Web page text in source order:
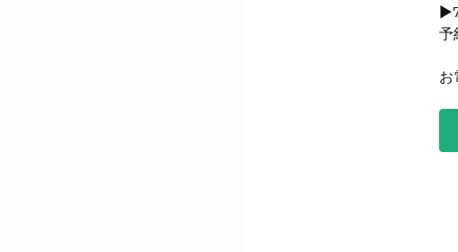
予
お